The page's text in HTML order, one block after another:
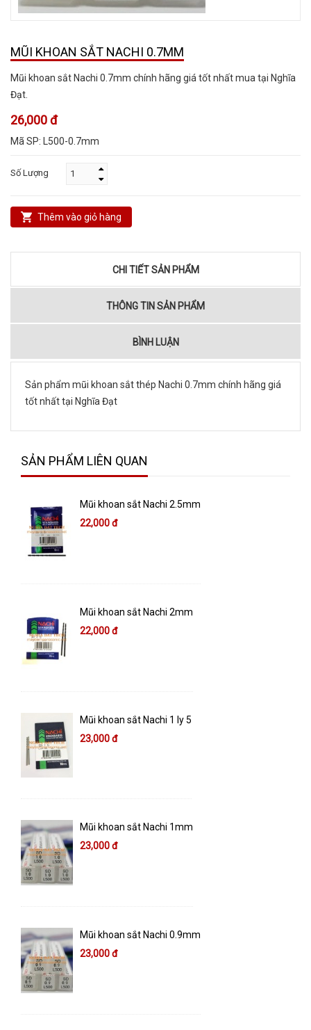
MŨI KHOAN SẮT NACHI 0.7MM
Mũi khoan sắt Nachi 0.7mm chính hãng giá tốt nhất mua tại Nghĩa
Đạt.
26,000 đ
Mã SP: L500-0.7mm
Số Lượng
Thêm vào giỏ hàng
CHI TIẾT SẢN PHẨM
THÔNG TIN SẢN PHẨM
BÌNH LUẬN
Sản phẩm mũi khoan sắt thép Nachi 0.7mm chính hãng giá
tốt nhất tại Nghĩa Đạt
SẢN PHẨM LIÊN QUAN
Mũi khoan sắt Nachi 2.5mm
22,000 đ
Mũi khoan sắt Nachi 2mm
22,000 đ
Mũi khoan sắt Nachi 1 ly 5
23,000 đ
Mũi khoan sắt Nachi 1mm
23,000 đ
Mũi khoan sắt Nachi 0.9mm
23,000 đ